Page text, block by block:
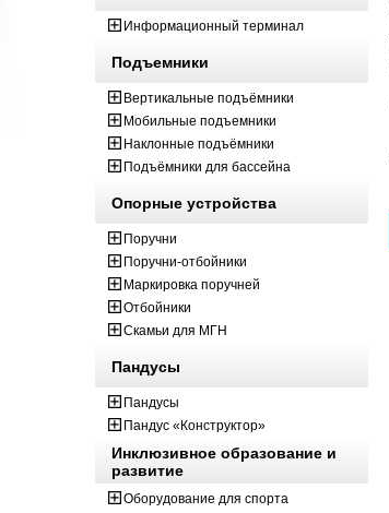
Информационный терминал
Подъемники
Вертикальные подъёмники
Мобильные подъемники
Наклонные подъёмники
Подъёмники для бассейна
Опорные устройства
Поручни
Поручни-отбойники
Маркировка поручней
Отбойники
Скамьи для МГН
Пандусы
Пандусы
Пандус «Конструктор»
Инклюзивное образование и
развитие
Оборудование для спорта